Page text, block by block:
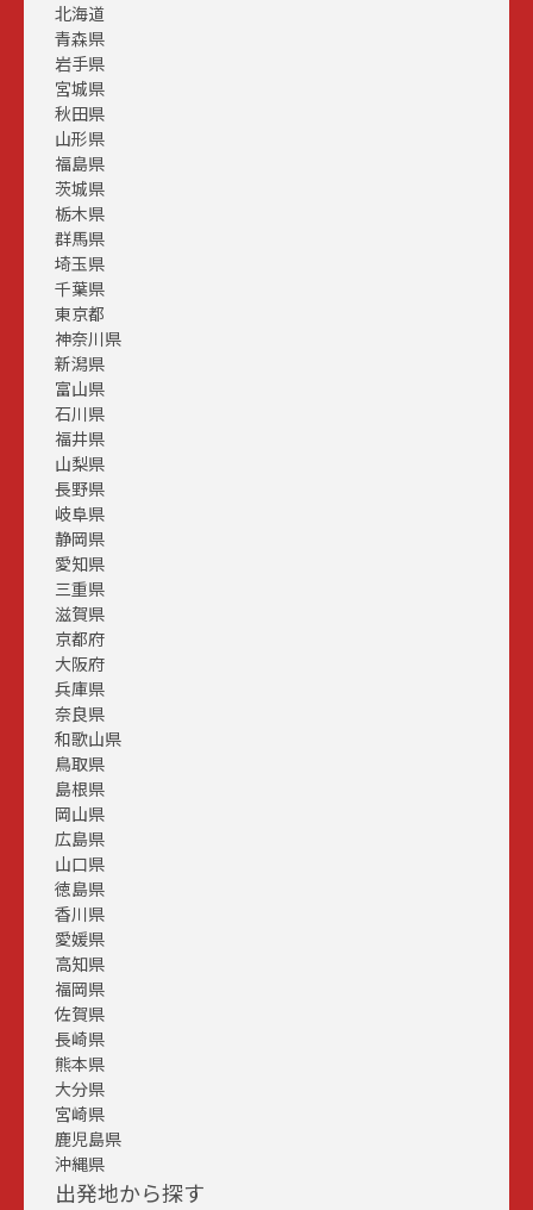
北海道
青森県
岩手県
宮城県
秋田県
山形県
福島県
茨城県
栃木県
群馬県
埼玉県
千葉県
東京都
神奈川県
新潟県
富山県
石川県
福井県
山梨県
長野県
岐阜県
静岡県
愛知県
三重県
滋賀県
京都府
大阪府
兵庫県
奈良県
和歌山県
鳥取県
島根県
岡山県
広島県
山口県
徳島県
香川県
愛媛県
高知県
福岡県
佐賀県
長崎県
熊本県
大分県
宮崎県
鹿児島県
沖縄県
出発地から探す